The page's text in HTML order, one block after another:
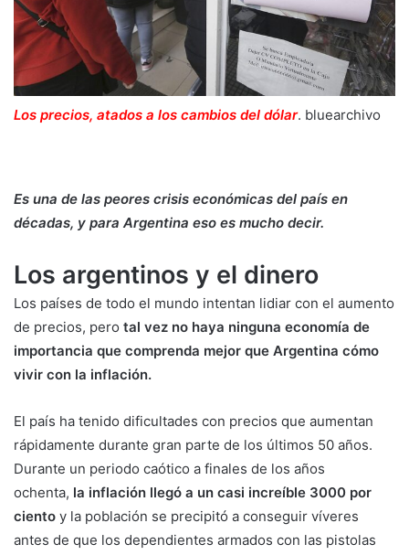
Los precios, atados a los cambios del dólar. bluearchivo
Es una de las peores crisis económicas del país en
décadas, y para Argentina eso es mucho decir.
Los argentinos y el dinero
Los países de todo el mundo intentan lidiar con el aumento
de precios, pero tal vez no haya ninguna economía de
importancia que comprenda mejor que Argentina cómo
vivir con la inflación.
El país ha tenido dificultades con precios que aumentan
rápidamente durante gran parte de los últimos 50 años.
Durante un periodo caótico a finales de los años
ochenta, la inflación llegó a un casi increíble 3000 por
ciento y la población se precipitó a conseguir víveres
antes de que los dependientes armados con las pistolas